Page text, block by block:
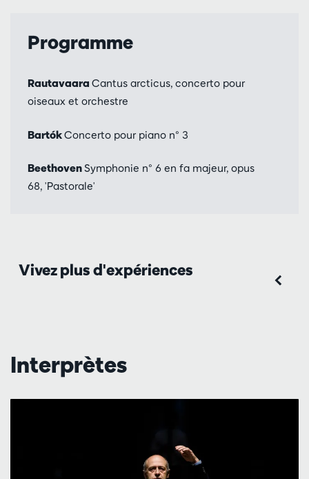
Programme
Rautavaara Cantus arcticus, concerto pour
oiseaux et orchestre
BartókConcerto pour piano n° 3
BeethovenSymphonie n° 6 en fa majeur, opus
68, 'Pastorale'
Vivez plus d'expériences
Interprètes